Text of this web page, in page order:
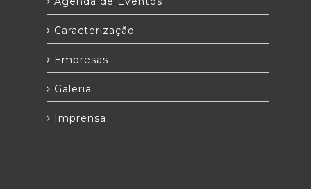
Caracterização
Empresas
Galeria
Imprensa